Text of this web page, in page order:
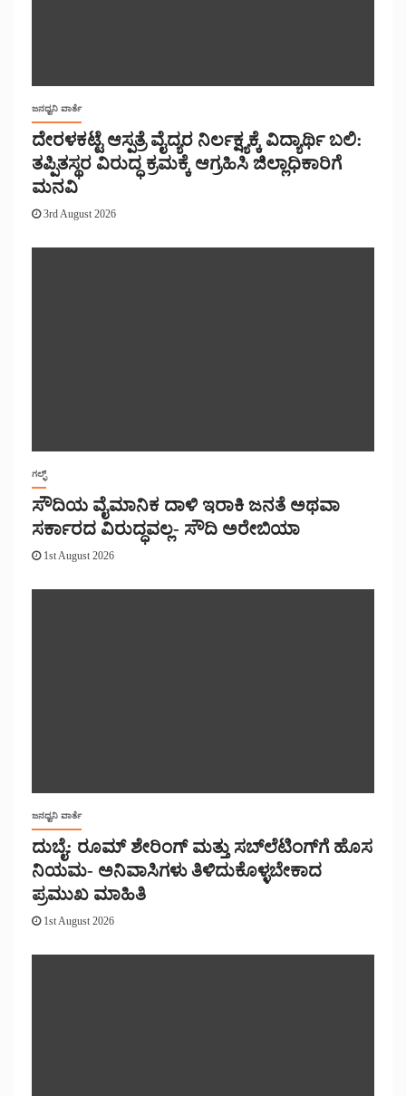
ಜನಧ್ವನಿ ವಾರ್ತೆ
ದೇರಳಕಟ್ಟೆ ಆಸ್ಪತ್ರೆ ವೈದ್ಯರ ನಿರ್ಲಕ್ಷ್ಯಕ್ಕೆ ವಿದ್ಯಾರ್ಥಿ ಬಲಿ:
ತಪ್ಪಿತಸ್ಥರ ವಿರುದ್ಧ ಕ್ರಮಕ್ಕೆ ಆಗ್ರಹಿಸಿ ಜಿಲ್ಲಾಧಿಕಾರಿಗೆ
ಮನವಿ
3rd August 2026
ಗಲ್ಫ್
ಸೌದಿಯ ವೈಮಾನಿಕ ದಾಳಿ ಇರಾಕಿ ಜನತೆ ಅಥವಾ
ಸರ್ಕಾರದ ವಿರುದ್ಧವಲ್ಲ- ಸೌದಿ ಅರೇಬಿಯಾ
1st August 2026
ಜನಧ್ವನಿ ವಾರ್ತೆ
ದುಬೈ: ರೂಮ್ ಶೇರಿಂಗ್ ಮತ್ತು ಸಬ್‌ಲೆಟಿಂಗ್‌ಗೆ ಹೊಸ
ನಿಯಮ- ಅನಿವಾಸಿಗಳು ತಿಳಿದುಕೊಳ್ಳಬೇಕಾದ
ಪ್ರಮುಖ ಮಾಹಿತಿ
1st August 2026